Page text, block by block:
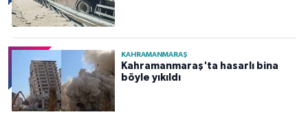
KAHRAMANMARAŞ
Kahramanmaraş'ta hasarlı bina
böyle yıkıldı